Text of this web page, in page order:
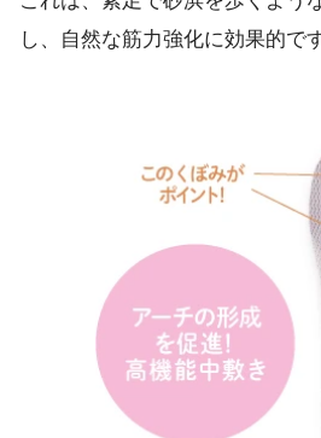
し、自然な筋力強化に効果的です